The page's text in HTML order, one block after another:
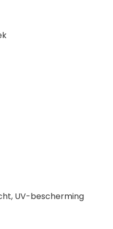
UV-bescherming